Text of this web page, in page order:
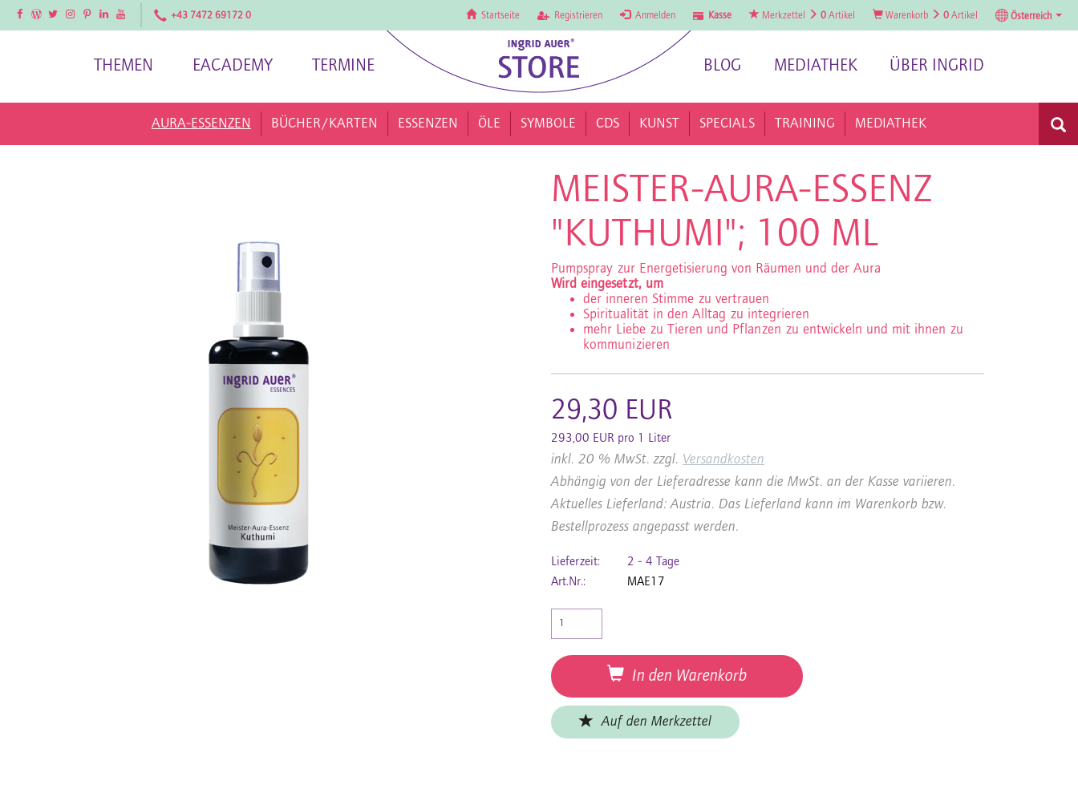
FacebookFacebookTwitterInstagramPinterestLinkedInYouTube +43 7472 69172 0 Startseite Registrieren Anmelden Kasse Merkzettel 0 Artikel Warenkorb 0 Artikel Österreich
THEMEN EACADEMY TERMINE BLOG MEDIATHEK ÜBER INGRID
AURA-ESSENZEN BÜCHER/KARTEN ESSENZEN ÖLE SYMBOLE CDS KUNST SPECIALS TRAINING MEDIATHEK
MEISTER-AURA-ESSENZ
"KUTHUMI"; 100 ML
Pumpspray zur Energetisierung von Räumen und der Aura
Wird eingesetzt, um
der inneren Stimme zu vertrauen
Spiritualität in den Alltag zu integrieren
mehr Liebe zu Tieren und Pflanzen zu entwickeln und mit ihnen zu
kommunizieren
29,30 EUR
293,00 EUR pro 1 Liter
inkl. 20 % MwSt. zzgl. Versandkosten
Abhängig von der Lieferadresse kann die MwSt. an der Kasse variieren.
Aktuelles Lieferland: Austria. Das Lieferland kann im Warenkorb bzw.
Bestellprozess angepasst werden.
Lieferzeit:
2 - 4 Tage
Art.Nr.:
MAE17
In den Warenkorb
Auf den Merkzettel